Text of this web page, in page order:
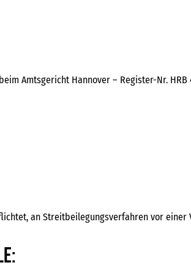
Amtsgericht Hannover – Register-Nr. HRB
an Streitbeilegungsverfahren vor einer